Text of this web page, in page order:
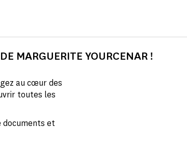
MARGUERITE YOURCENAR !
au cœur des
toutes les
documents et